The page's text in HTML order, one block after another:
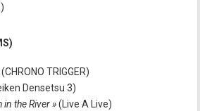
(CHRONO TRIGGER)
Densetsu 3)
in the River »(Live A Live)